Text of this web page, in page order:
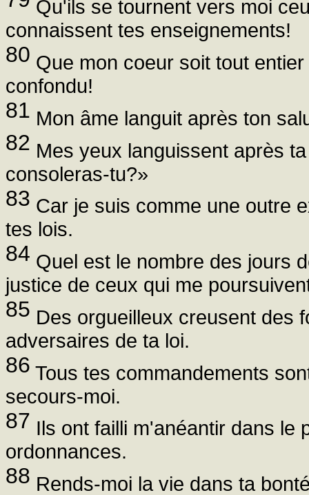
Qu'ils se tournent vers moi
connaissent tes enseignements!
80 Que mon coeur soit tout
confondu!
81 Mon âme languit après ton
82 Mes yeux languissent après
consoleras-tu?»
83 Car je suis comme une outre
tes lois.
84 Quel est le nombre des jours
justice de ceux qui me
85 Des orgueilleux creusent des
adversaires de ta loi.
86 Tous tes commandements
secours-moi.
87 Ils ont failli m'anéantir dans le
ordonnances.
88 Rends-moi la vie dans ta